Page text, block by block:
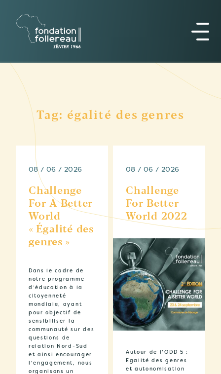
Tag: égalité des genres
08 / 06 / 2026
Challenge
For A Better
World
« Égalité des
genres »
Dans le cadre de
notre programme
d’éducation à la
citoyenneté
mondiale, ayant
pour objectif de
sensibiliser la
communauté sur des
questions de
relation Nord-Sud
et ainsi encourager
l’engagement, nous
organisons un
08 / 06 / 2026
Challenge
For Better
World 2022
Autour de l’ODD 5 :
Egalité des genres
et autonomisation